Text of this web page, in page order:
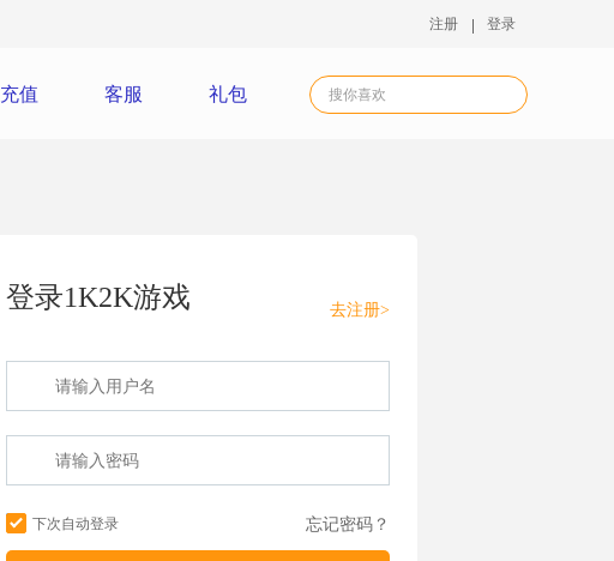
注册 登录
充值 客服 礼包
登录1K2K游戏 去注册>
下次自动登录 忘记密码？